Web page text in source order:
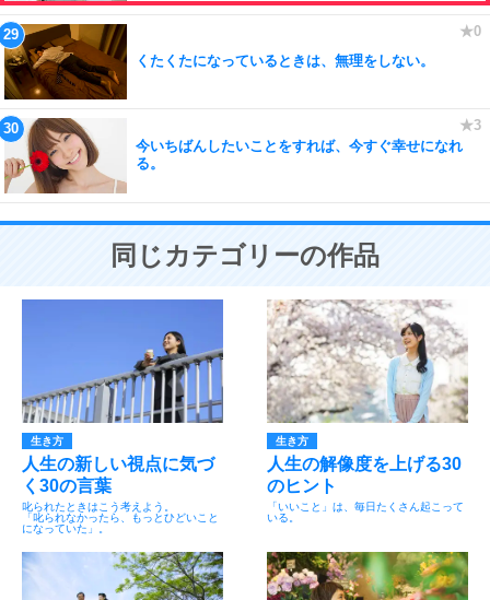
くたくたになっているときは、無理をしない。
今いちばんしたいことをすれば、今すぐ幸せになれ
る。
同じカテゴリーの作品
生き方
人生の新しい視点に気づ
く30の言葉
叱られたときはこう考えよう。
「叱られなかったら、もっとひどいこと
になっていた」。
生き方
人生の解像度を上げる30
のヒント
「いいこと」は、毎日たくさん起こって
いる。